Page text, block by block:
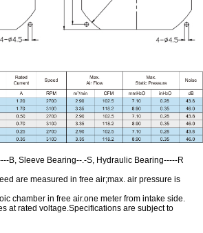
B, Sleeve Bearing--.-S, Hydraulic Bearing-----R
are measured in free air;max. air pressure is
chamber in free air.one meter from intake side.
at rated voltage.Specifications are subject to